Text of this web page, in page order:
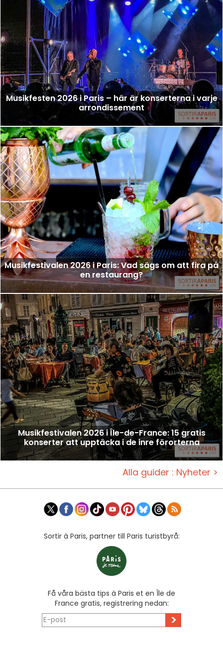
Musikfesten 2026 i Paris – här är konserterna i varje
arrondissement
Musikfestivalen 2026 i Paris: Vad sägs om att fira på
en restaurang?
Musikfestivalen 2026 i Île-de-France: 15 gratis
konserter att upptäcka i de inre förorterna
Alla guider : Nyheter >
Sortir à Paris, partner till Paris turistbyrå:
Få våra bästa tips à Paris et en Île de
France gratis, registrering nedan:
>